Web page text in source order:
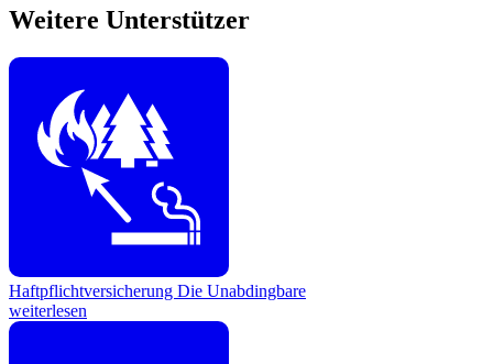
Weitere Unterstützer
Haftpflichtversicherung Die Unabdingbare
weiterlesen